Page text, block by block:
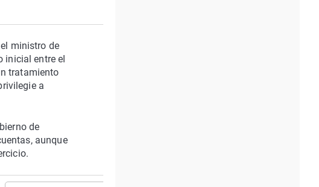
ministro de
inicial entre el
tratamiento
a
de
aunque